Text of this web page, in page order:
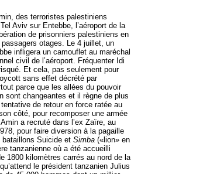
des terroristes palestiniens
Aviv sur Entebbe, l’aéroport de la
de prisonniers palestiniens en
otages. Le 4 juillet, un
infligera un camouflet au maréchal
civil de l’aéroport. Fréquenter Idi
Et cela, pas seulement pour
sans effet décrété par
parce que les allées du pouvoir
sont changeantes et il règne de plus
de retour en force ratée au
côté, pour recomposer une armée
a recruté dans l’ex Zaïre, au
pour faire diversion à la pagaille
Suicide et Simba («lion» en
tanzanienne où a été accueilli
1800 kilomètres carrés au nord de la
qu’attend le président tanzanien Julius